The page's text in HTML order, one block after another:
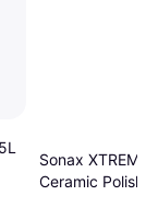
Sonax
Ceramic